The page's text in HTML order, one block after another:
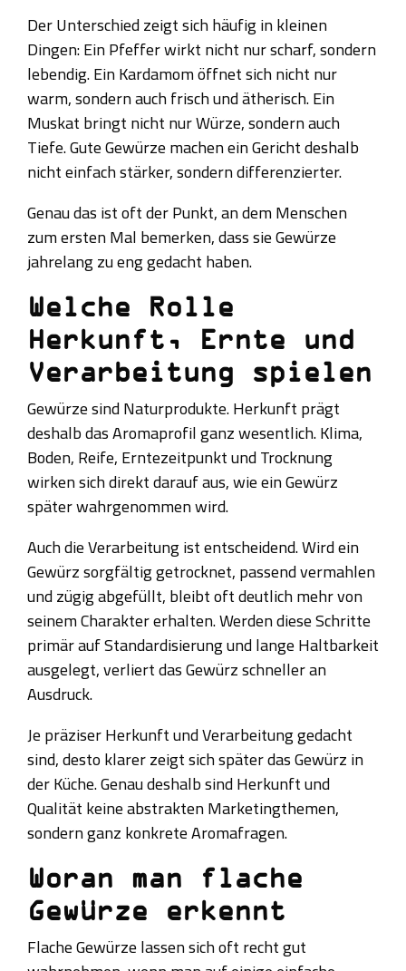
Der Unterschied zeigt sich häufig in kleinen
Dingen: Ein Pfeffer wirkt nicht nur scharf, sondern
lebendig. Ein Kardamom öffnet sich nicht nur
warm, sondern auch frisch und ätherisch. Ein
Muskat bringt nicht nur Würze, sondern auch
Tiefe. Gute Gewürze machen ein Gericht deshalb
nicht einfach stärker, sondern differenzierter.
Genau das ist oft der Punkt, an dem Menschen
zum ersten Mal bemerken, dass sie Gewürze
jahrelang zu eng gedacht haben.
Welche Rolle
Herkunft, Ernte und
Verarbeitung spielen
Gewürze sind Naturprodukte. Herkunft prägt
deshalb das Aromaprofil ganz wesentlich. Klima,
Boden, Reife, Erntezeitpunkt und Trocknung
wirken sich direkt darauf aus, wie ein Gewürz
später wahrgenommen wird.
Auch die Verarbeitung ist entscheidend. Wird ein
Gewürz sorgfältig getrocknet, passend vermahlen
und zügig abgefüllt, bleibt oft deutlich mehr von
seinem Charakter erhalten. Werden diese Schritte
primär auf Standardisierung und lange Haltbarkeit
ausgelegt, verliert das Gewürz schneller an
Ausdruck.
Je präziser Herkunft und Verarbeitung gedacht
sind, desto klarer zeigt sich später das Gewürz in
der Küche. Genau deshalb sind Herkunft und
Qualität keine abstrakten Marketingthemen,
sondern ganz konkrete Aromafragen.
Woran man flache
Gewürze erkennt
Flache Gewürze lassen sich oft recht gut